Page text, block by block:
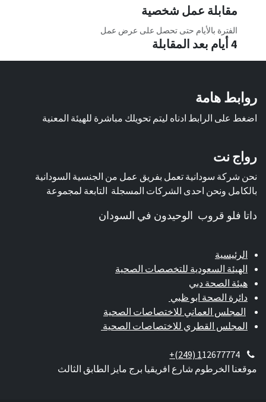
مقابلة عمل شخصية
الفترة بالأيام حتى تحصل على عرض عمل
4 أيام بعد المقابلة
روابط هامة
اضغط على الرابط ادناه ليتم تحويلك مباشرة للهيئة المعنية
رواج نت
نحن شركة سودانية تعمل بفريق عمل من الجنسية السودانية
بالكامل ونحن احدى الشركات المسجلة التابعة لمجموعة
داتا فلو قروب الوحيدون في السودان
الرئيسية
الهيئة السعودية للتخصصات الصحية
هيئة الصحة دبي
دائرة الصحة ابو ظبي
المجلس العماني للاختصاصات الصحية
المجلس القطري للاختصاصات الصحية
+(249) 112677774
موقعنا الخرطوم شارع افريقيا برج مايز الطابق الثالث